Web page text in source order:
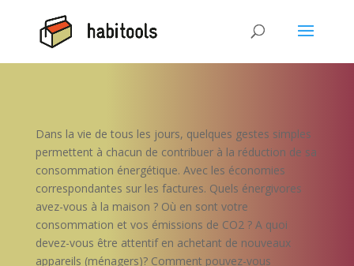
Dans la vie de tous les jours, quelques gestes simples
permettent à chacun de contribuer à la réduction de sa
consommation énergétique. Avec les économies
correspondantes sur les factures. Quels énergivores
avez-vous à la maison ? Où en sont votre
consommation et vos émissions de CO2 ? A quoi
devez-vous être attentif en achetant de nouveaux
appareils (ménagers)? Comment pouvez-vous